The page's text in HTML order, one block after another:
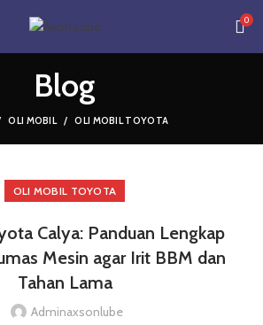
0
Blog
OLI MOBIL OLI MOBIL TOYOTA
OLI MOBIL TOYOTA
Calya: Panduan Lengkap
Mesin agar Irit BBM dan
Tahan Lama
Adminaxsonlube